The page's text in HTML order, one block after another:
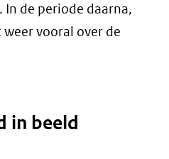
In de periode daarna,
vooral over de
in beeld